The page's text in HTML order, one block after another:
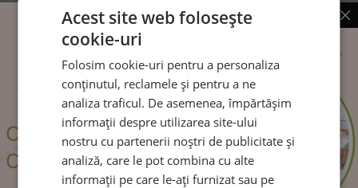
Urmărește-ne pe:
Acest site web folosește
cookie-uri
Folosim cookie-uri pentru a personaliza
conținutul, reclamele și pentru a ne
analiza traficul. De asemenea, împărtășim
informații despre utilizarea site-ului
nostru cu partenerii noștri de publicitate și
analiză, care le pot combina cu alte
informații pe care le-ați furnizat sau pe